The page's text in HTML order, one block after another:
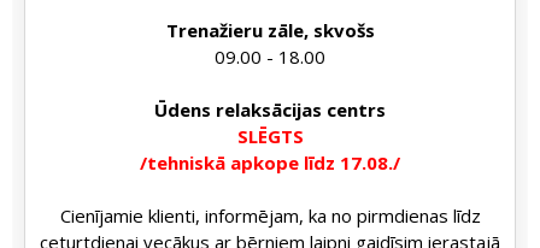
Trenažieru zāle, skvošs
09.00 - 18.00
Ūdens relaksācijas centrs
SLĒGTS
/tehniskā apkope līdz 17.08./
Cienījamie klienti, informējam, ka no pirmdienas līdz
ceturtdienai vecākus ar bērniem laipni gaidīsim ierastajā